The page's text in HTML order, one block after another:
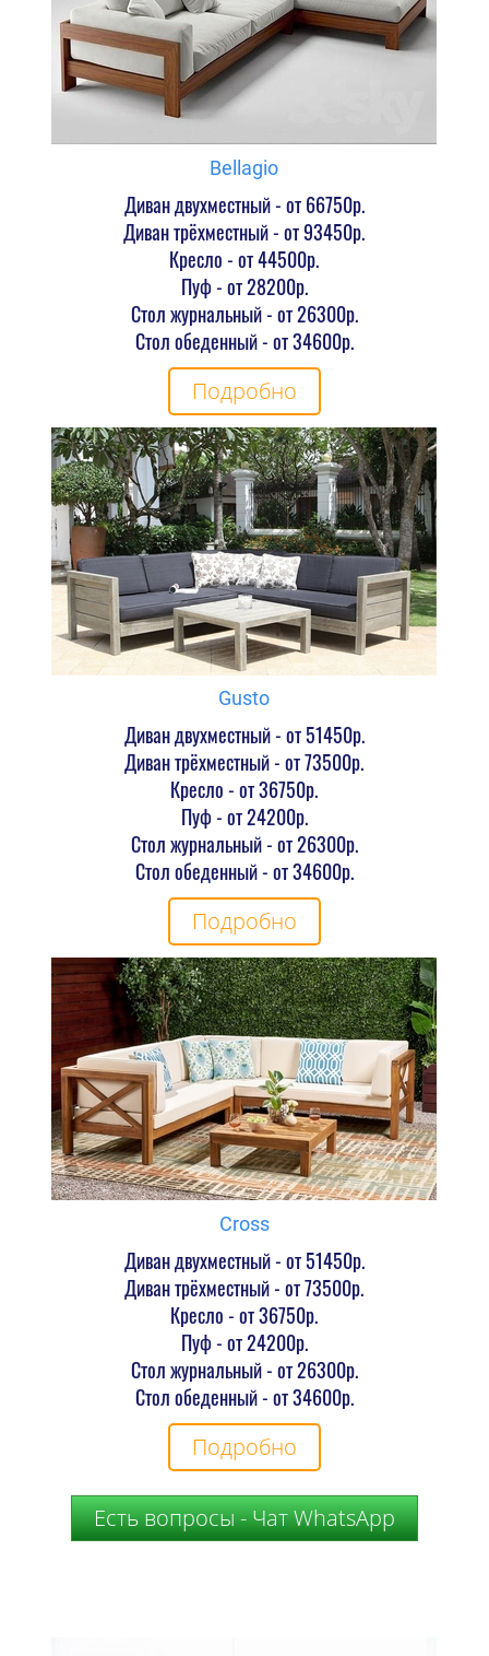
Bellagio
Диван двухместный - от 66750р.
Диван трёхместный - от 93450р.
Кресло - от 44500р.
Пуф - от 28200р.
Стол журнальный - от 26300р.
Стол обеденный - от 34600р.
Подробно
Gusto
Диван двухместный - от 51450р.
Диван трёхместный - от 73500р.
Кресло - от 36750р.
Пуф - от 24200р.
Стол журнальный - от 26300р.
Стол обеденный - от 34600р.
Подробно
Cross
Диван двухместный - от 51450р.
Диван трёхместный - от 73500р.
Кресло - от 36750р.
Пуф - от 24200р.
Стол журнальный - от 26300р.
Стол обеденный - от 34600р.
Подробно
Есть вопросы - Чат WhatsApp